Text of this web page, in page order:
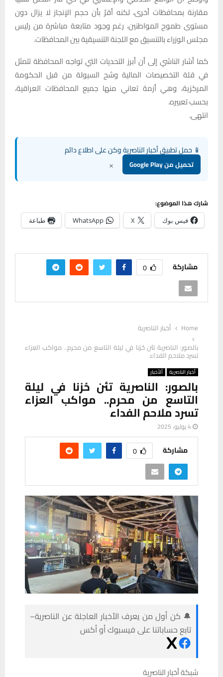
مقارنة بمحافظات أخرى، لكنه أقرّ بأن حجم الإنجاز لا يزال دون
مستوى طموح المواطنين، رغم وجود متابعة مباشرة من رئيس
مجلس الوزراء بالتنسيق مع اللجنة التنسيقية بين المحافظات.
كما أشار الناشي إلى أن أبرز التحديات التي تواجه المحافظة تتمثل
في قلة التخصيصات المالية وشح السيولة من قبل الحكومة
المركزية، وهي أزمة تعاني منها جميع المحافظات العراقية،
بحسب تعبيره.
انتهى.
📱 حمل تطبيق أخبار الناصرية وكن على اطلاع دائم
تحميل من Google Play ×
شارك هذا الموضوع:
فيس بوك X
WhatsApp طباعة
مشاركة 0
Home
أخبار الناصرية
بالصور: الناصرية تئن حُزنا في ليلة التاسع من محرم.. مواكب العزاء
تسرد ملاحم الفداء
أخبار الناصرية ألأخبار
بالصور: الناصرية تئن حُزنا في ليلة
التاسع من محرم.. مواكب العزاء
تسرد ملاحم الفداء
4 يوليو، 2025
مشاركة 0
🔔 كن أول من يعرف الأخبار العاجلة عن الناصرية–
تابع حساباتنا على فيسبوك أو أكس
شبكة أخبار الناصرية